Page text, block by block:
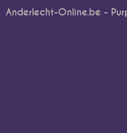
Anderlecht-Online.be -